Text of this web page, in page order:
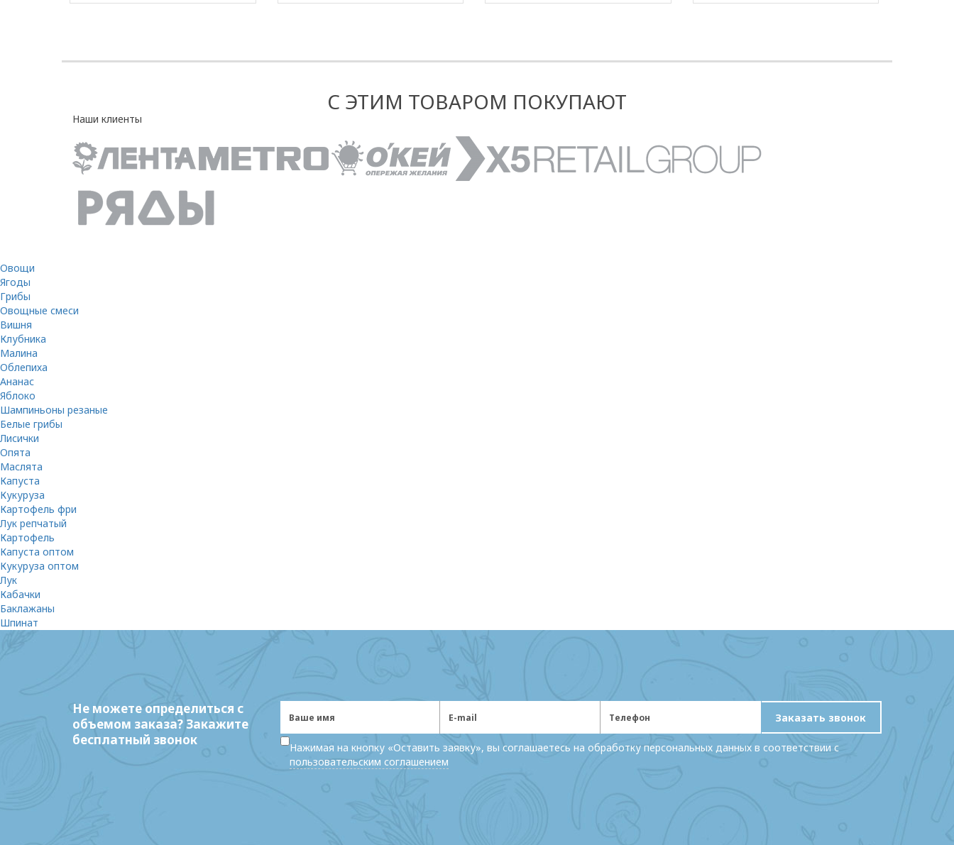
С ЭТИМ ТОВАРОМ ПОКУПАЮТ
Наши клиенты
Овощи
Ягоды
Грибы
Овощные смеси
Вишня
Клубника
Малина
Облепиха
Ананас
Яблоко
Шампиньоны резаные
Белые грибы
Лисички
Опята
Маслята
Капуста
Кукуруза
Картофель фри
Лук репчатый
Картофель
Капуста оптом
Кукуруза оптом
Лук
Кабачки
Баклажаны
Шпинат
Не можете определиться с
объемом заказа? Закажите
бесплатный звонок
Заказать звонок
Нажимая на кнопку «Оставить заявку», вы соглашаетесь на обработку персональных данных в соответствии с
пользовательским соглашением